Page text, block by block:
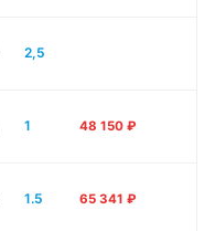
2,5
1 48 150 ₽
1.5 65 341 ₽